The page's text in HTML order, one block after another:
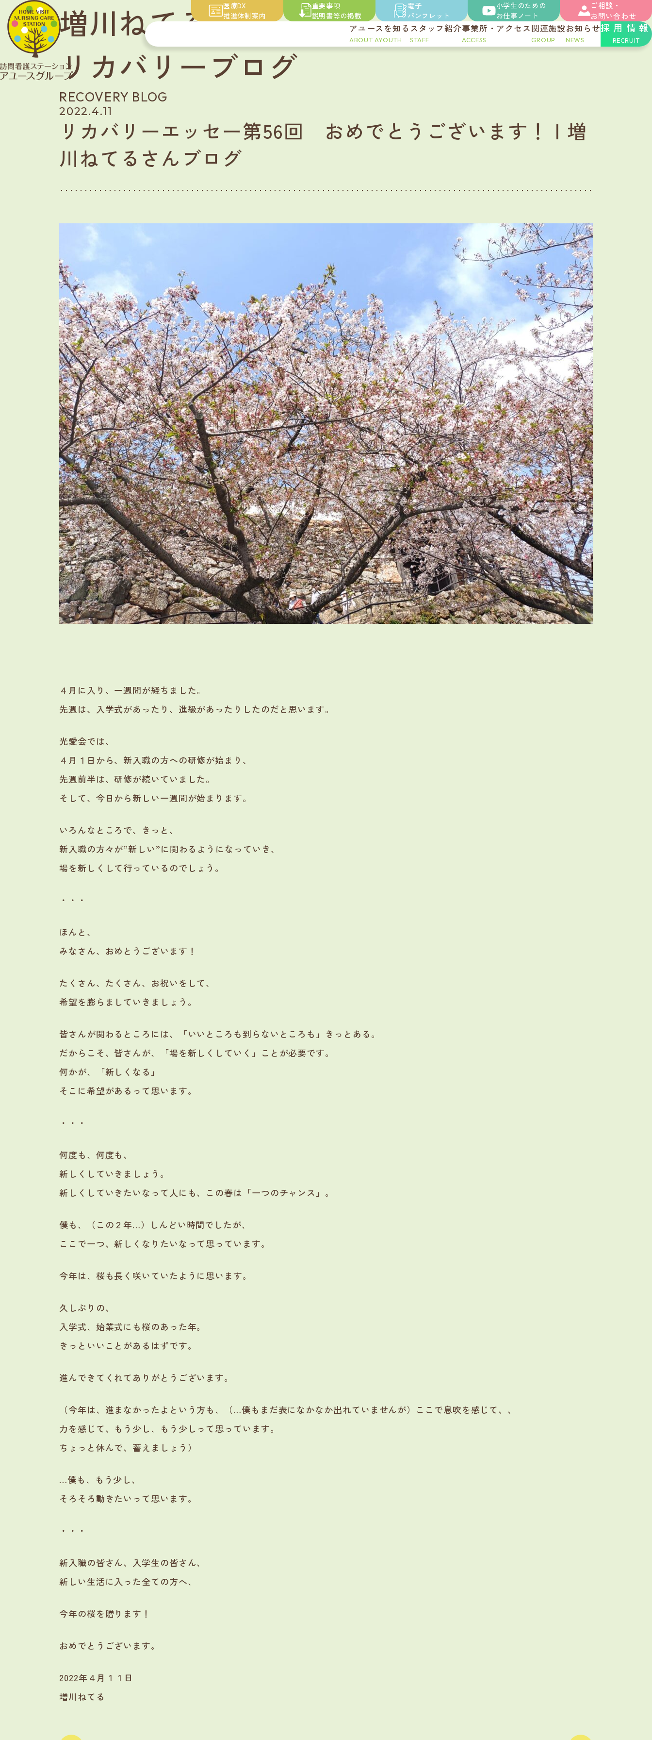
医療DX
推進体制案内
重要事項
説明書等の掲載
電子
パンフレット
小学生のための
お仕事ノート
ご相談・
お問い合わせ
アユースを知る
ABOUT AYOUTH
スタッフ紹介
STAFF
事業所・アクセス
ACCESS
関連施設
GROUP
お知らせ
NEWS
採用情報
RECRUIT
増川ねてるの
リカバリーブログ
RECOVERY BLOG
2022.4.11
リカバリーエッセー第56回 おめでとうございます！ | 増
川ねてるさんブログ
４月に入り、一週間が経ちました。
先週は、入学式があったり、進級があったりしたのだと思います。
光愛会では、
４月１日から、新入職の方への研修が始まり、
先週前半は、研修が続いていました。
そして、今日から新しい一週間が始まります。
いろんなところで、きっと、
新入職の方々が”新しい”に関わるようになっていき、
場を新しくして行っているのでしょう。
・・・
ほんと、
みなさん、おめとうございます！
たくさん、たくさん、お祝いをして、
希望を膨らましていきましょう。
皆さんが関わるところには、「いいところも到らないところも」きっとある。
だからこそ、皆さんが、「場を新しくしていく」ことが必要です。
何かが、「新しくなる」
そこに希望があるって思います。
・・・
何度も、何度も、
新しくしていきましょう。
新しくしていきたいなって人にも、この春は「一つのチャンス」。
僕も、（この２年…）しんどい時間でしたが、
ここで一つ、新しくなりたいなって思っています。
今年は、桜も長く咲いていたように思います。
久しぶりの、
入学式、始業式にも桜のあった年。
きっといいことがあるはずです。
進んできてくれてありがとうございます。
（今年は、進まなかったよという方も、（…僕もまだ表になかなか出れていませんが）ここで息吹を感じて、、
力を感じて、もう少し、もう少しって思っています。
ちょっと休んで、蓄えましょう）
…僕も、もう少し、
そろそろ動きたいって思います。
・・・
新入職の皆さん、入学生の皆さん、
新しい生活に入った全ての方へ、
今年の桜を贈ります！
おめでとうございます。
2022年４月１１日
増川ねてる